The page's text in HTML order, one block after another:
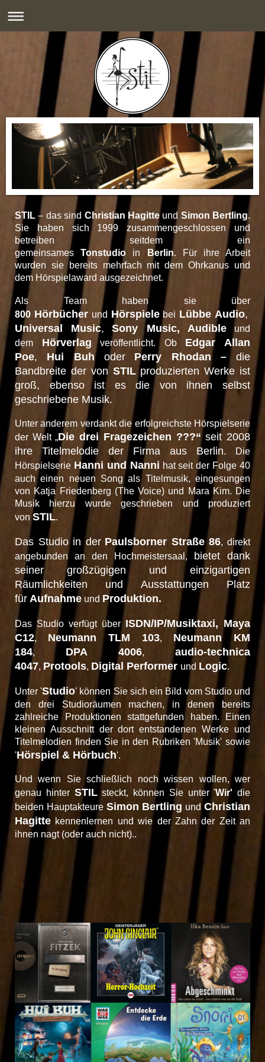
STIL – das sind Christian Hagitte und Simon Bertling.
Sie haben sich 1999 zusammengeschlossen und
betreiben seitdem ein
gemeinsames
Tonstudio in Berlin. Für ihre Arbeit
wurden sie bereits mehrfach mit dem Ohrkanus und
dem Hörspielaward ausgezeichnet.
Als Team haben sie über
800 Hörbücher und Hörspiele bei Lübbe Audio,
Universal Music, Sony Music, Audible
und
dem
Hörverlag veröffentlicht. Ob
Edgar Allan
Poe, Hui Buh oder Perry Rhodan –
die
Bandbreite der von STIL produzierten Werke ist
groß, ebenso ist es die von ihnen selbst
geschriebene Musik.
Unter anderem verdankt die erfolgreichste Hörspielserie
der Welt „Die drei Fragezeichen ???“seit 2008
ihre Titelmelodie der Firma aus Berlin.
Die
Hörspielserie Hanni und Nanni hat seit der Folge 40
auch einen neuen Song als Titelmusik, eingesungen
von Katja Friedenberg (The Voice) und Mara Kim. Die
Musik hierzu wurde geschrieben und produziert
von STIL.
Das Studio in der Paulsborner Straße 86, direkt
angebunden an den Hochmeistersaal,
bietet dank
seiner großzügigen und einzigartigen
Räumlichkeiten und Ausstattungen Platz
für Aufnahme und Produktion.
Das Studio verfügt über ISDN/IP/Musiktaxi, Maya
C12, Neumann TLM 103,
Neumann KM
184, DPA 4006,
audio-technica
4047, Protools, Digital Performer und Logic.
Unter 'Studio' können Sie sich ein Bild vom Studio und
den drei Studioräumen machen, in denen bereits
zahlreiche Produktionen stattgefunden haben. Einen
kleinen Ausschnitt der dort entstandenen Werke und
Titelmelodien finden Sie in den Rubriken 'Musik' sowie
'Hörspiel & Hörbuch'.
Und wenn Sie schließlich noch wissen wollen, wer
genau hinter STIL steckt, können Sie unter 'Wir' die
beiden Hauptakteure Simon Bertling und Christian
Hagitte kennenlernen und wie der Zahn der Zeit an
ihnen nagt (oder auch nicht)..